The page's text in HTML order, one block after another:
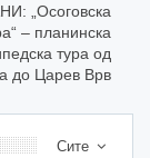
„Осоговска
– планинска
тура од
до Царев Врв
Сите